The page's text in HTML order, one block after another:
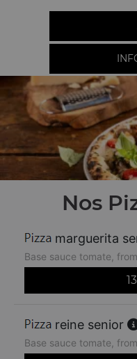
Nos
marguerita
Base sauce tomate,
reine senior
Base sauce tomate,